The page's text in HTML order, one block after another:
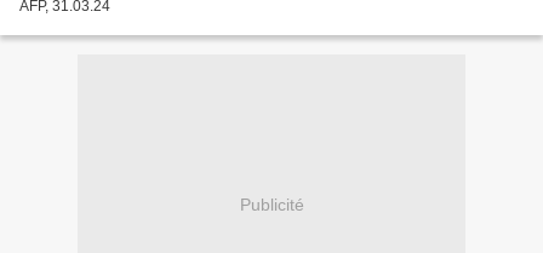
AFP, 31.03.24
Publicité